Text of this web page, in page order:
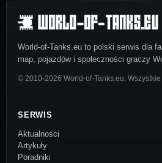
World-of-Tanks.eu to polski serwis dla
map, pojazdów i społeczności graczy
© 2010-2026 World-of-Tanks.eu.
SERWIS
Aktualności
Artykuły
Poradniki